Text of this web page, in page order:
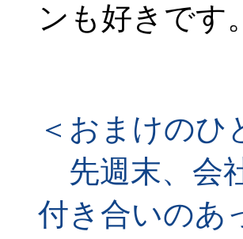
ンも好きです。
＜おまけのひ
先週末、会
付き合いのあ